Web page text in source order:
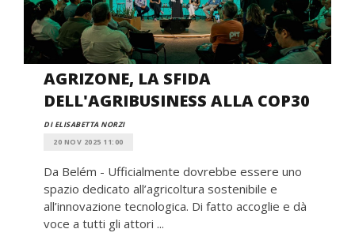
AGRIZONE, LA SFIDA
DELL'AGRIBUSINESS ALLA COP30
DI ELISABETTA NORZI
20 NOV 2025 11:00
Da Belém - Ufficialmente dovrebbe essere uno
spazio dedicato all’agricoltura sostenibile e
all’innovazione tecnologica. Di fatto accoglie e dà
voce a tutti gli attori ...